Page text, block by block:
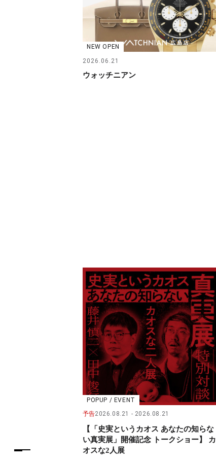
NEW OPEN
2026.06.21
ウォッチニアン
POPUP / EVENT
予告2026.08.21 2026.08.21
【「史実というカオス あなたの知らな
い真実展」開催記念 トークショー】 カ
オスな2人展